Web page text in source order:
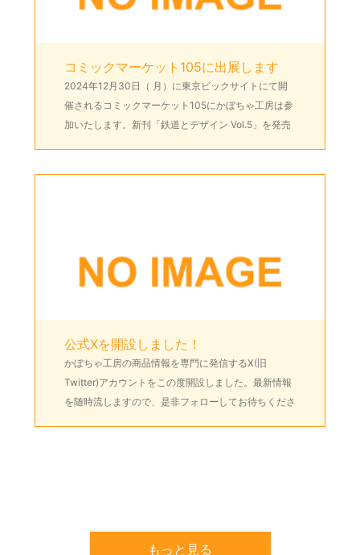
コミックマーケット105に出展します
2024年12月30日（ 月）に東京ビックサイトにて開
催されるコミックマーケット105にかぼちゃ工房は参
加いたします。新刊「鉄道とデザイン Vol.5」を発売
公式Xを開設しました！
かぼちゃ工房の商品情報を専門に発信するX(旧
Twitter)アカウントをこの度開設しました。最新情報
を随時流しますので、是非フォローしてお待ちくださ
もっと見る